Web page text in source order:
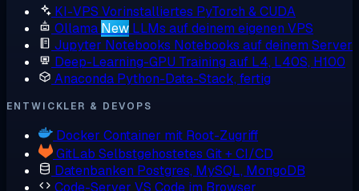
KI-VPS Vorinstalliertes PyTorch & CUDA
Ollama New LLMs auf deinem eigenen VPS
Jupyter Notebooks Notebooks auf deinem Server
Deep-Learning-GPU Training auf L4, L40S, H100
Anaconda Python-Data-Stack, fertig
ENTWICKLER & DEVOPS
Docker Container mit Root-Zugriff
GitLab Selbstgehostetes Git + CI/CD
Datenbanken Postgres, MySQL, MongoDB
Code-Server VS Code im Browser